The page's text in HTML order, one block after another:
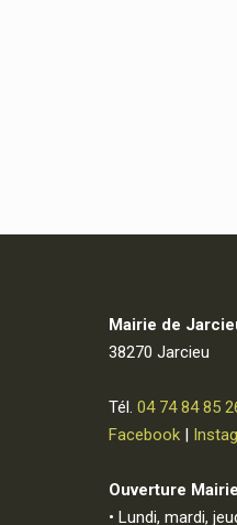
Mairie de
38270 Jarcieu
Tél. 04 74 84 85
Facebook|
Ouverture Mairie
• Lundi, mardi,